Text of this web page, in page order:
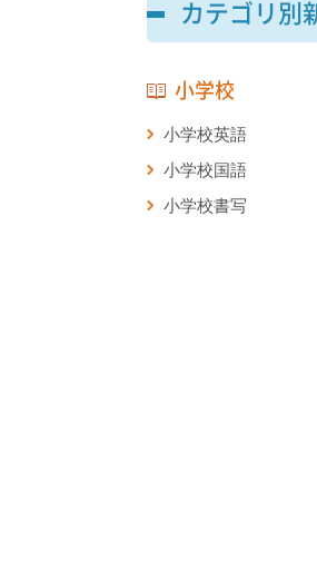
カテゴリ別
小学校
小学校英語
小学校国語
小学校書写